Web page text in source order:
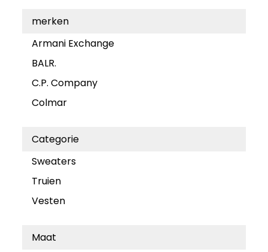
merken
Armani Exchange
BALR.
C.P. Company
Colmar
Categorie
Sweaters
Truien
Vesten
Maat